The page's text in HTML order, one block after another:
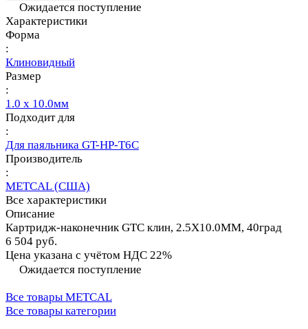
Ожидается поступление
Характеристики
Форма
:
Клиновидный
Размер
:
1.0 x 10.0мм
Подходит для
:
Для паяльника GT-HP-T6С
Производитель
:
METCAL (США)
Все характеристики
Описание
Картридж-наконечник GTC клин, 2.5X10.0MM, 40град
6 504 руб.
Цена указана с учётом НДС 22%
Ожидается поступление
Все товары METCAL
Все товары категории